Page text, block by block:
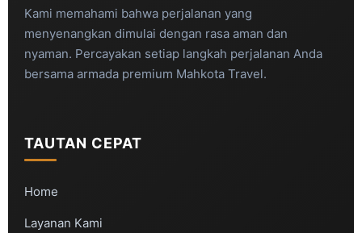
Kami memahami bahwa perjalanan yang
menyenangkan dimulai dengan rasa aman dan
nyaman. Percayakan setiap langkah perjalanan Anda
bersama armada premium Mahkota Travel.
TAUTAN CEPAT
Home
Layanan Kami